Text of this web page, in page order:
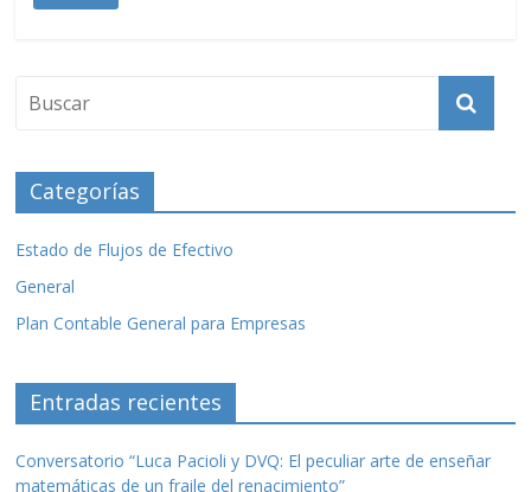
o
k
Categorías
Estado de Flujos de Efectivo
General
Plan Contable General para Empresas
Entradas recientes
Conversatorio “Luca Pacioli y DVQ: El peculiar arte de enseñar
matemáticas de un fraile del renacimiento”